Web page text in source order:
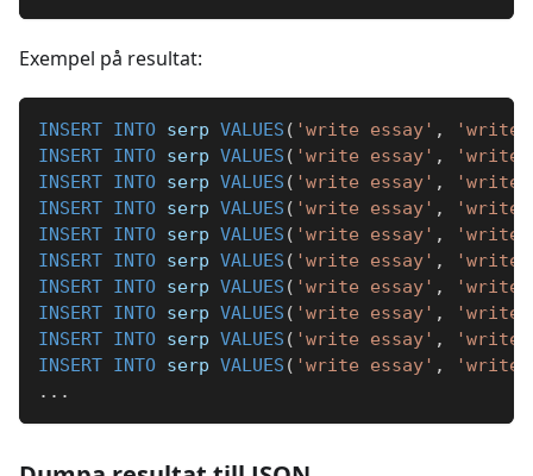
Exempel på resultat:
INSERT INTO serp VALUES ( 'write essay' ,
'write
INSERT INTO serp VALUES ( 'write essay' ,
'write
INSERT INTO serp VALUES ( 'write essay' ,
'write
INSERT INTO serp VALUES ( 'write essay' ,
'write
INSERT INTO serp VALUES ( 'write essay' ,
'write
INSERT INTO serp VALUES ( 'write essay' ,
'write
INSERT INTO serp VALUES ( 'write essay' ,
'write
INSERT INTO serp VALUES ( 'write essay' ,
'write
INSERT INTO serp VALUES ( 'write essay' ,
'write
INSERT INTO serp VALUES ( 'write essay' ,
'write
. . .